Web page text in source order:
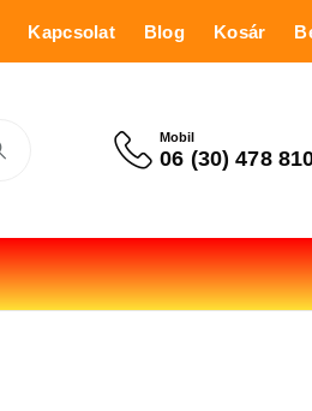
Kapcsolat Blog Kosár
Mobil
06 (30) 478